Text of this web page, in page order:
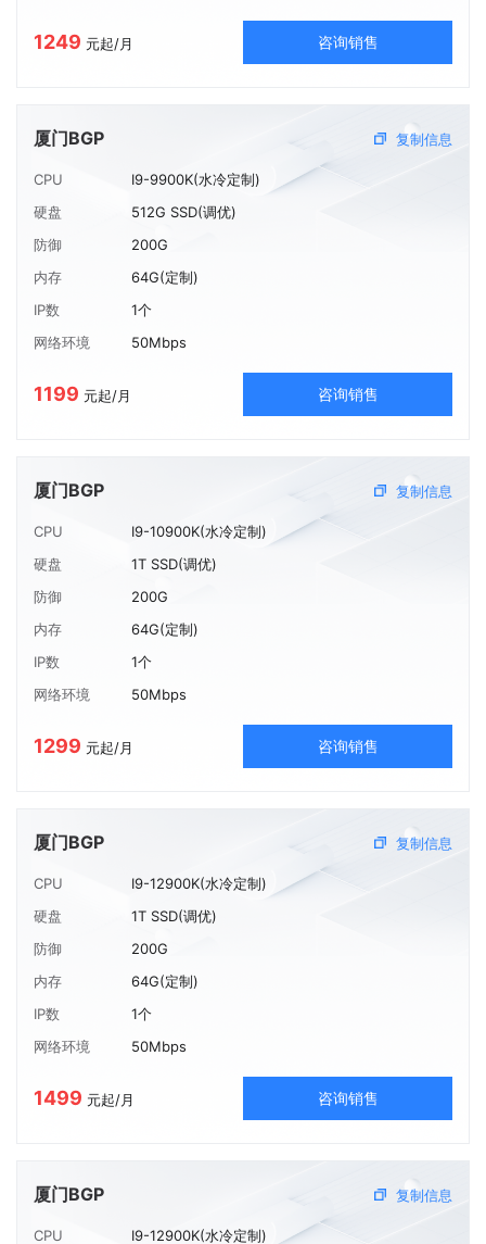
1249 元起/月 咨询销售
厦门BGP 复制信息
CPU
I9-9900K(水冷定制)
硬盘
512G SSD(调优)
防御
200G
内存
64G(定制)
IP数
1个
网络环境
50Mbps
1199 元起/月 咨询销售
厦门BGP 复制信息
CPU
I9-10900K(水冷定制)
硬盘
1T SSD(调优)
防御
200G
内存
64G(定制)
IP数
1个
网络环境
50Mbps
1299 元起/月 咨询销售
厦门BGP 复制信息
CPU
I9-12900K(水冷定制)
硬盘
1T SSD(调优)
防御
200G
内存
64G(定制)
IP数
1个
网络环境
50Mbps
1499 元起/月 咨询销售
厦门BGP 复制信息
CPU
I9-12900K(水冷定制)